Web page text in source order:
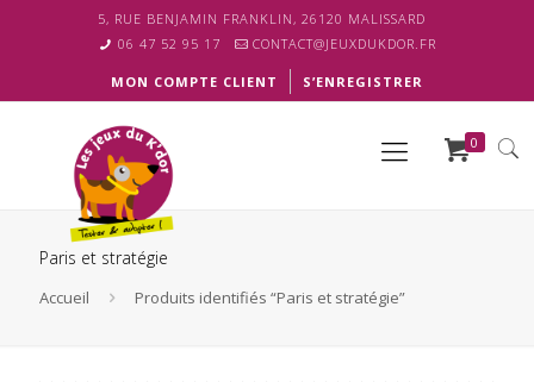
5, RUE BENJAMIN FRANKLIN, 26120 MALISSARD
06 47 52 95 17
CONTACT@JEUXDUKDOR.FR
MON COMPTE CLIENT S’ENREGISTRER
0
Paris et stratégie
Accueil Produits identifiés “Paris et stratégie”